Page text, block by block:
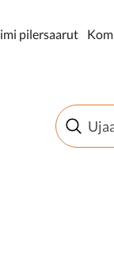
pilersaarut